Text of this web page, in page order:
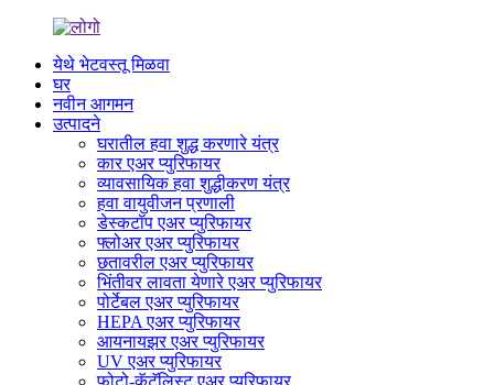
येथे भेटवस्तू मिळवा
घर
नवीन आगमन
उत्पादने
घरातील हवा शुद्ध करणारे यंत्र
कार एअर प्युरिफायर
व्यावसायिक हवा शुद्धीकरण यंत्र
हवा वायुवीजन प्रणाली
डेस्कटॉप एअर प्युरिफायर
फ्लोअर एअर प्युरिफायर
छतावरील एअर प्युरिफायर
भिंतीवर लावता येणारे एअर प्युरिफायर
पोर्टेबल एअर प्युरिफायर
HEPA एअर प्युरिफायर
आयनायझर एअर प्युरिफायर
UV एअर प्युरिफायर
फोटो-कॅटॅलिस्ट एअर प्युरिफायर